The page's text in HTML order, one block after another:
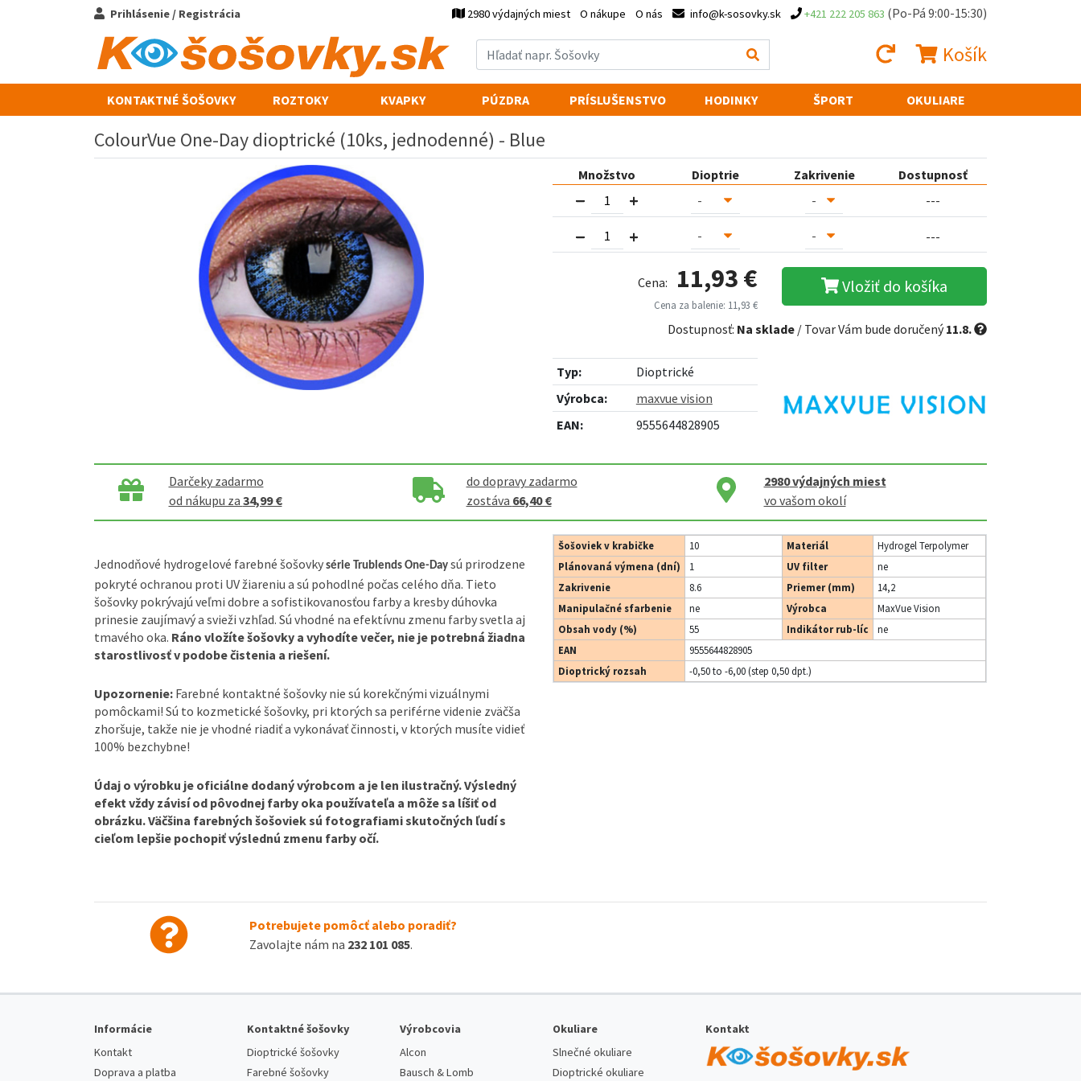
Prihlásenie / Registrácia 2980 výdajných miest O nákupe O nás info@k-sosovky.sk +421 222 205 863 (Po-Pá 9:00-15:30)
Košík
KONTAKTNÉ ŠOŠOVKY ROZTOKY KVAPKY PÚZDRA PRÍSLUŠENSTVO HODINKY ŠPORT OKULIARE
ColourVue One-Day dioptrické (10ks, jednodenné) - Blue
Množstvo Dioptrie Zakrivenie
Dostupnosť
---
---
Cena: 11,93 €
Cena za balenie: 11,93 €
Vložiť do košíka
Dostupnosť: Na sklade / Tovar Vám bude doručený11.8.
Typ:
Dioptrické
Výrobca:
maxvue vision
EAN:
9555644828905
Darčeky zadarmo
od nákupu za 34,99 €
do dopravy zadarmo
zostáva 66,40 €
2980výdajných miest
vo vašom okolí
Jednodňové hydrogelové farebné šošovky série Trublends One-Day sú prirodzene
pokryté ochranou proti UV žiareniu a sú pohodlné počas celého dňa. Tieto
šošovky pokrývajú veľmi dobre a sofistikovanosťou farby a kresby dúhovka
prinesie zaujímavý a svieži vzhľad. Sú vhodné na efektívnu zmenu farby svetla aj
tmavého oka. Ráno vložíte šošovky a vyhodíte večer, nie je potrebná žiadna
starostlivosť v podobe čistenia a riešení.
Upozornenie: Farebné kontaktné šošovky nie sú korekčnými vizuálnymi
pomôckami! Sú to kozmetické šošovky, pri ktorých sa periférne videnie zväčša
zhoršuje, takže nie je vhodné riadiť a vykonávať činnosti, v ktorých musíte vidieť
100% bezchybne!
Údaj o výrobku je oficiálne dodaný výrobcom a je len ilustračný. Výsledný
efekt vždy závisí od pôvodnej farby oka používateľa a môže sa líšiť od
obrázku. Väčšina farebných šošoviek sú fotografiami skutočných ľudí s
cieľom lepšie pochopiť výslednú zmenu farby očí.
Šošoviek v krabičke 10 Materiál
Hydrogel Terpolymer
Plánovaná výmena (dní)
1 UV filter
ne
Zakrivenie
8.6 Priemer (mm)
14,2
Manipulačné sfarbenie
ne Výrobca
MaxVue Vision
Obsah vody (%)
55 Indikátor rub-líc
ne
EAN
9555644828905
Dioptrický rozsah
-0,50 to -6,00 (step 0,50 dpt.)
Potrebujete pomôcť alebo poradiť?
Zavolajte nám na 232 101 085.
Informácie
Kontakt
Doprava a platba
Kontaktné šošovky
Dioptrické šošovky
Farebné šošovky
Výrobcovia
Alcon
Bausch & Lomb
Okuliare
Slnečné okuliare
Dioptrické okuliare
Kontakt